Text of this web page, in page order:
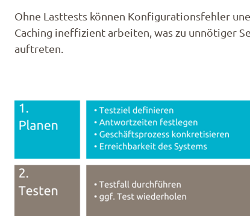
Ohne Lasttests können Konfigurationsfehler
Caching ineffizient arbeiten, was zu unnötiger
auftreten.​